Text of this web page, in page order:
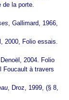
de la porte.
, Gallimard, 1966,
2000, Folio essais.
2004. Folio
Foucault à travers
, Droz, 1999, (§ 8,